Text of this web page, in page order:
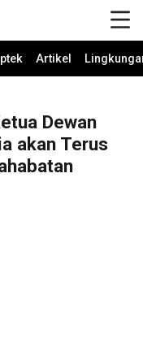
Iptek Artikel
Dewan
akan Terus